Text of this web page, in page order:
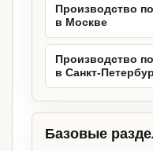
Производство
в Москве
Производство
в Санкт-
Базовые